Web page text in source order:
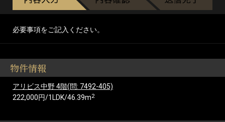
必要事項をご記入ください。
物件情報
アリビス中野 4階(問: 7492-405)
222,000円/1LDK/46.39m2